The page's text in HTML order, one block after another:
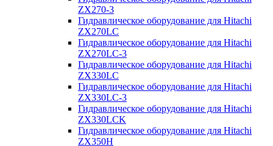
ZX270-3
Гидравлическое оборудование для Hitachi
ZX270LC
Гидравлическое оборудование для Hitachi
ZX270LC-3
Гидравлическое оборудование для Hitachi
ZX330LC
Гидравлическое оборудование для Hitachi
ZX330LC-3
Гидравлическое оборудование для Hitachi
ZX330LCK
Гидравлическое оборудование для Hitachi
ZX350H